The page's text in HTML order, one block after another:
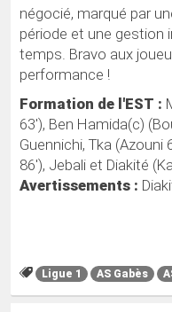
négocié, marqué par
période et une gestion
temps. Bravo aux
performance !
Formation de l'EST :
63'), Ben Hamida(c)
Guennichi, Tka (Azouni
86'), Jebali et Diakité
Avertissements :
Ligue 1 AS Gabès